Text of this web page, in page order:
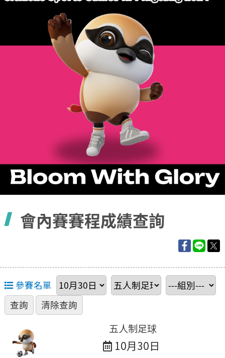
內
會內賽賽程成績查詢
參賽名單
五人制足球
10月30日